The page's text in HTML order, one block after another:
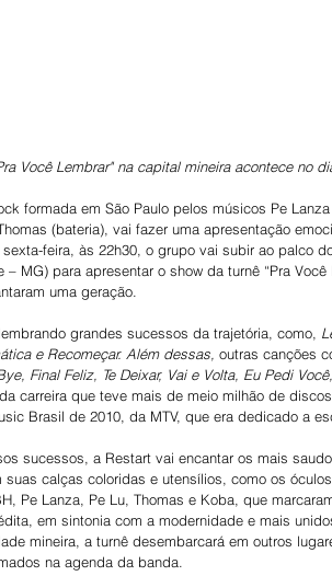
Você Lembrar" na capital mineira acontece no
formada em São Paulo pelos músicos Pe
(bateria), vai fazer uma apresentação
feira, às 22h30, o grupo vai subir ao palco
MG) para apresentar o show da turnê “Pra Você
uma geração.
grandes sucessos da trajetória, como,
e Recomeçar. Além dessas, outras canções
Final Feliz, Te Deixar, Vai e Volta, Eu Pedi
carreira que teve mais de meio milhão de
Brasil de 2010, da MTV, que era dedicado a
sucessos, a Restart vai encantar os mais
calças coloridas e utensílios, como os
Pe Lanza, Pe Lu, Thomas e Koba, que
em sintonia com a modernidade e mais
mineira, a turnê desembarcará em outros
na agenda da banda.